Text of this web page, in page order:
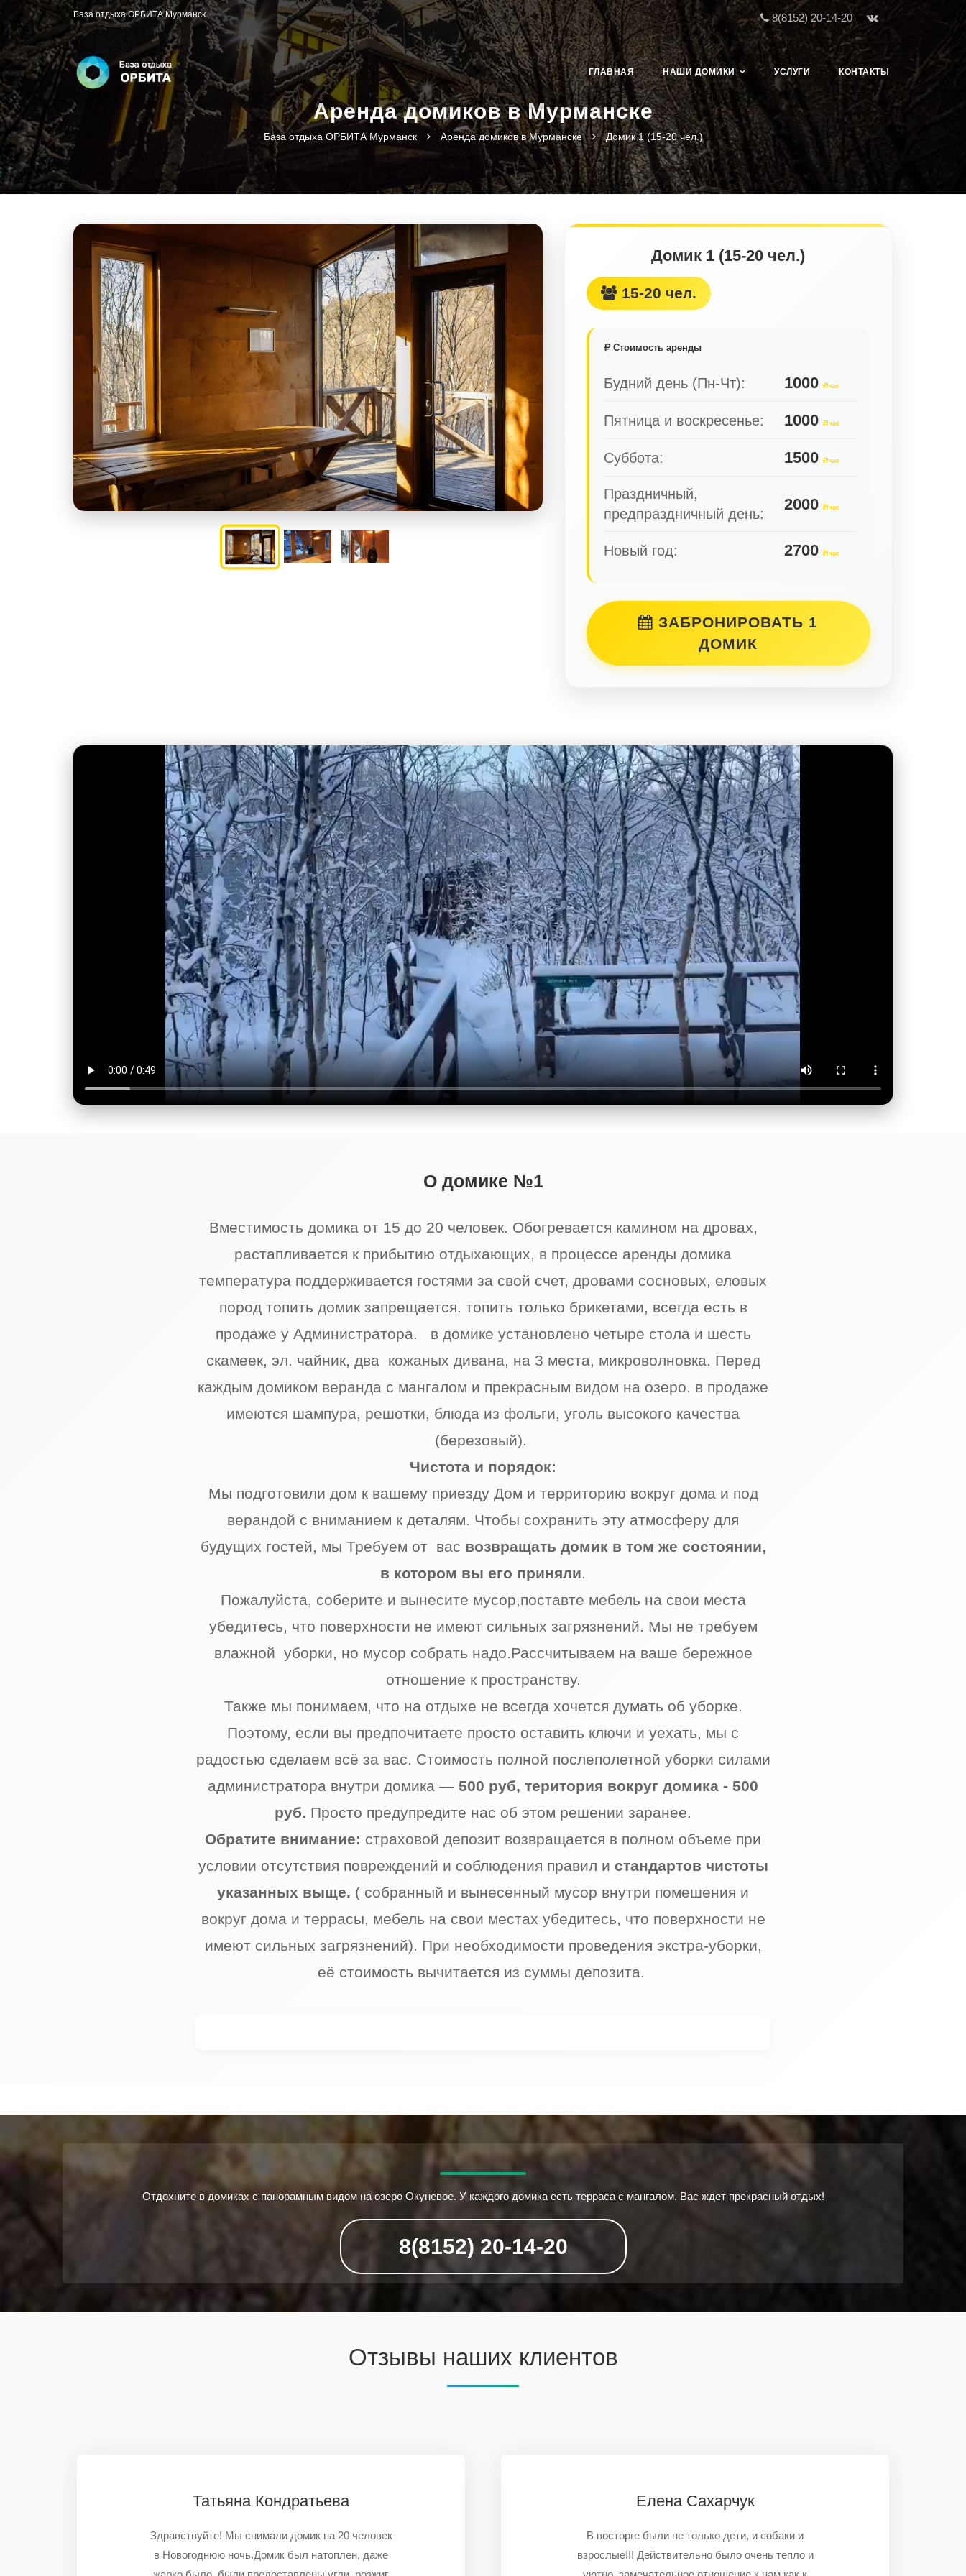
База отдыха ОРБИТА Мурманск 8(8152) 20-14-20
ГЛАВНАЯ НАШИ ДОМИКИ УСЛУГИ КОНТАКТЫ
Аренда домиков в Мурманске
База отдыха ОРБИТА Мурманск Аренда домиков в Мурманске Домик 1 (15-20 чел.)
Домик 1 (15-20 чел.)
15-20 чел.
Стоимость аренды
Будний день (Пн-Чт): 1000 ₽/час
Пятница и воскресенье: 1000 ₽/час
Суббота: 1500 ₽/час
Праздничный,
предпраздничный день:
2000 ₽/час
Новый год: 2700 ₽/час
ЗАБРОНИРОВАТЬ 1
ДОМИК
О домике №1
Вместимость домика от 15 до 20 человек. Обогревается камином на дровах,
растапливается к прибытию отдыхающих, в процессе аренды домика
температура поддерживается гостями за свой счет, дровами сосновых, еловых
пород топить домик запрещается. топить только брикетами, всегда есть в
продаже у Администратора. в домике установлено четыре стола и шесть
скамеек, эл. чайник, два кожаных дивана, на 3 места, микроволновка. Перед
каждым домиком веранда с мангалом и прекрасным видом на озеро. в продаже
имеются шампура, решотки, блюда из фольги, уголь высокого качества
(березовый).
Чистота и порядок:
Мы подготовили дом к вашему приезду Дом и территорию вокруг дома и под
верандой с вниманием к деталям. Чтобы сохранить эту атмосферу для
будущих гостей, мы Требуем от вас возвращать домик в том же состоянии,
в котором вы его приняли.
Пожалуйста, соберите и вынесите мусор,поставте мебель на свои места
убедитесь, что поверхности не имеют сильных загрязнений. Мы не требуем
влажной уборки, но мусор собрать надо.Рассчитываем на ваше бережное
отношение к пространству.
Также мы понимаем, что на отдыхе не всегда хочется думать об уборке.
Поэтому, если вы предпочитаете просто оставить ключи и уехать, мы с
радостью сделаем всё за вас. Стоимость полной послеполетной уборки силами
администратора внутри домика — 500 руб, територия вокруг домика - 500
руб. Просто предупредите нас об этом решении заранее.
Обратите внимание: страховой депозит возвращается в полном объеме при
условии отсутствия повреждений и соблюдения правил и стандартов чистоты
указанных выще. ( собранный и вынесенный мусор внутри помешения и
вокруг дома и террасы, мебель на свои местах убедитесь, что поверхности не
имеют сильных загрязнений). При необходимости проведения экстра-уборки,
её стоимость вычитается из суммы депозита.
Отдохните в домиках с панорамным видом на озеро Окуневое. У каждого домика есть терраса с мангалом. Вас ждет прекрасный отдых!
8(8152) 20-14-20
Отзывы наших клиентов
Татьяна Кондратьева
Здравствуйте! Мы снимали домик на 20 человек
в Новогоднюю ночь.Домик был натоплен, даже
Елена Сахарчук
В восторге были не только дети, и собаки и
взрослые!!! Действительно было очень тепло и